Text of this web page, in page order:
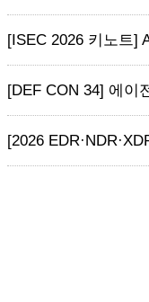
[ISEC 2026 키노트]
[DEF CON 34] 에이
[2026